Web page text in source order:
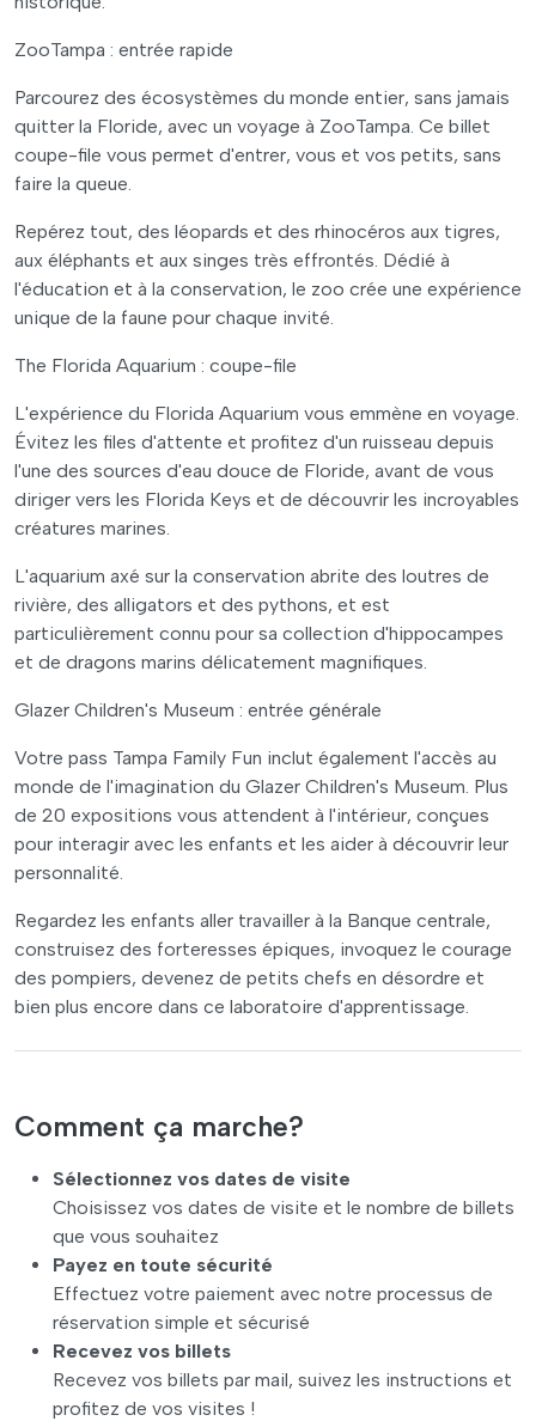
ZooTampa : entrée rapide
Parcourez des écosystèmes du monde entier, sans jamais
quitter la Floride, avec un voyage à ZooTampa. Ce billet
coupe-file vous permet d'entrer, vous et vos petits, sans
faire la queue.
Repérez tout, des léopards et des rhinocéros aux tigres,
aux éléphants et aux singes très effrontés. Dédié à
l'éducation et à la conservation, le zoo crée une expérience
unique de la faune pour chaque invité.
The Florida Aquarium : coupe-file
L'expérience du Florida Aquarium vous emmène en voyage.
Évitez les files d'attente et profitez d'un ruisseau depuis
l'une des sources d'eau douce de Floride, avant de vous
diriger vers les Florida Keys et de découvrir les incroyables
créatures marines.
L'aquarium axé sur la conservation abrite des loutres de
rivière, des alligators et des pythons, et est
particulièrement connu pour sa collection d'hippocampes
et de dragons marins délicatement magnifiques.
Glazer Children's Museum : entrée générale
Votre pass Tampa Family Fun inclut également l'accès au
monde de l'imagination du Glazer Children's Museum. Plus
de 20 expositions vous attendent à l'intérieur, conçues
pour interagir avec les enfants et les aider à découvrir leur
personnalité.
Regardez les enfants aller travailler à la Banque centrale,
construisez des forteresses épiques, invoquez le courage
des pompiers, devenez de petits chefs en désordre et
bien plus encore dans ce laboratoire d'apprentissage.
Comment ça marche?
Sélectionnez vos dates de visite
Choisissez vos dates de visite et le nombre de billets
que vous souhaitez
Payez en toute sécurité
Effectuez votre paiement avec notre processus de
réservation simple et sécurisé
Recevez vos billets
Recevez vos billets par mail, suivez les instructions et
profitez de vos visites !